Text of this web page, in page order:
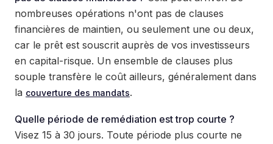
nombreuses opérations n'ont pas de clauses
financières de maintien, ou seulement une ou deux,
car le prêt est souscrit auprès de vos investisseurs
en capital-risque. Un ensemble de clauses plus
souple transfère le coût ailleurs, généralement dans
la couverture des mandats.
Quelle période de remédiation est trop courte ?
Visez 15 à 30 jours. Toute période plus courte ne